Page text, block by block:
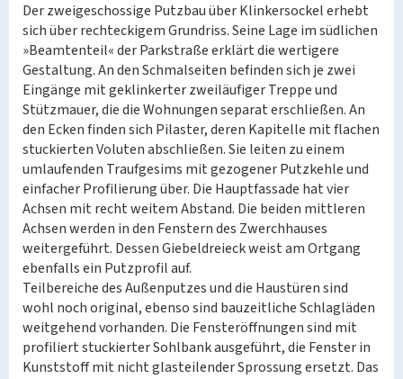
Der zweigeschossige Putzbau über Klinkersockel erhebt
sich über rechteckigem Grundriss. Seine Lage im südlichen
»Beamtenteil« der Parkstraße erklärt die wertigere
Gestaltung. An den Schmalseiten befinden sich je zwei
Eingänge mit geklinkerter zweiläufiger Treppe und
Stützmauer, die die Wohnungen separat erschließen. An
den Ecken finden sich Pilaster, deren Kapitelle mit flachen
stuckierten Voluten abschließen. Sie leiten zu einem
umlaufenden Traufgesims mit gezogener Putzkehle und
einfacher Profilierung über. Die Hauptfassade hat vier
Achsen mit recht weitem Abstand. Die beiden mittleren
Achsen werden in den Fenstern des Zwerchhauses
weitergeführt. Dessen Giebeldreieck weist am Ortgang
ebenfalls ein Putzprofil auf.
Teilbereiche des Außenputzes und die Haustüren sind
wohl noch original, ebenso sind bauzeitliche Schlagläden
weitgehend vorhanden. Die Fensteröffnungen sind mit
profiliert stuckierter Sohlbank ausgeführt, die Fenster in
Kunststoff mit nicht glasteilender Sprossung ersetzt. Das